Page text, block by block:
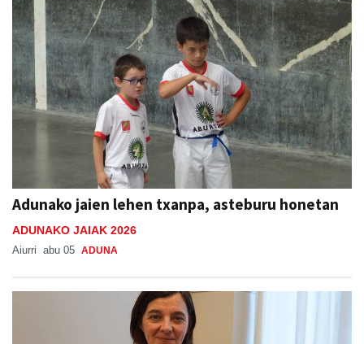
Adunako jaien lehen txanpa, asteburu honetan
ADUNAKO JAIAK 2026
Aiurri abu 05 ADUNA